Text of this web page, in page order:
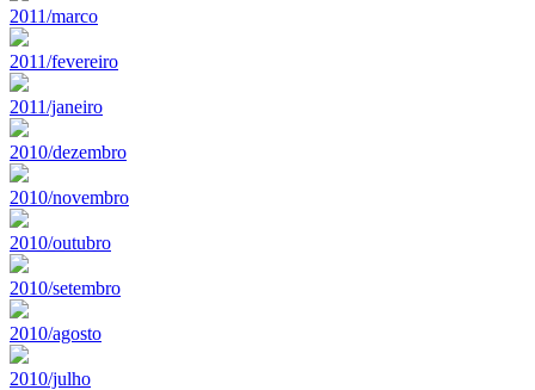
2011/marco
2011/fevereiro
2011/janeiro
2010/dezembro
2010/novembro
2010/outubro
2010/setembro
2010/agosto
2010/julho